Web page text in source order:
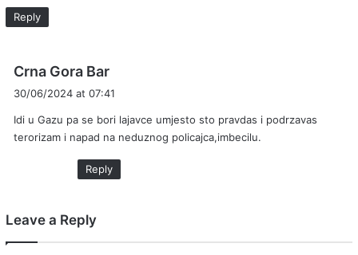
Reply
Crna Gora Bar
s
:
30/06/2024 at 07:41
Idi u Gazu pa se bori lajavce umjesto sto pravdas i podrzavas
terorizam i napad na neduznog policajca,imbecilu.
Reply
Leave a Reply